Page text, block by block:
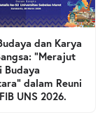
dan Karya
“Merajut
Budaya
dalam Reuni
UNS 2026.